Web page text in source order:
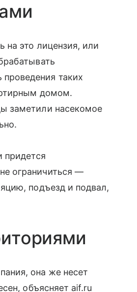
на это лицензия, или
таких
домом.
заметили насекомое
придется
ограничиться —
подъезд и подвал,
она же несет
объясняет aif.ru